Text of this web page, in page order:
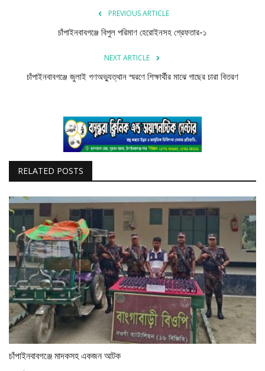
PREVIOUS ARTICLE
চাঁপাইনবাবগঞ্জে বিপুল পরিমাণ হেরোইনসহ গ্রেফতার-১
NEXT ARTICLE
চাঁপাইনবাবগঞ্জে জুলাই গণঅভ্যুত্থান স্মরণে শিক্ষার্থীর মাঝে গাছের চারা বিতরণ
RELATED POSTS
চাঁপাইনবাবগঞ্জে মাদকসহ একজন আটক